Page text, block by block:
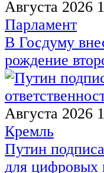
Августа 2026
Парламент
В Госдуму
рождение
Августа 2026
Кремль
Путин
для цифровых